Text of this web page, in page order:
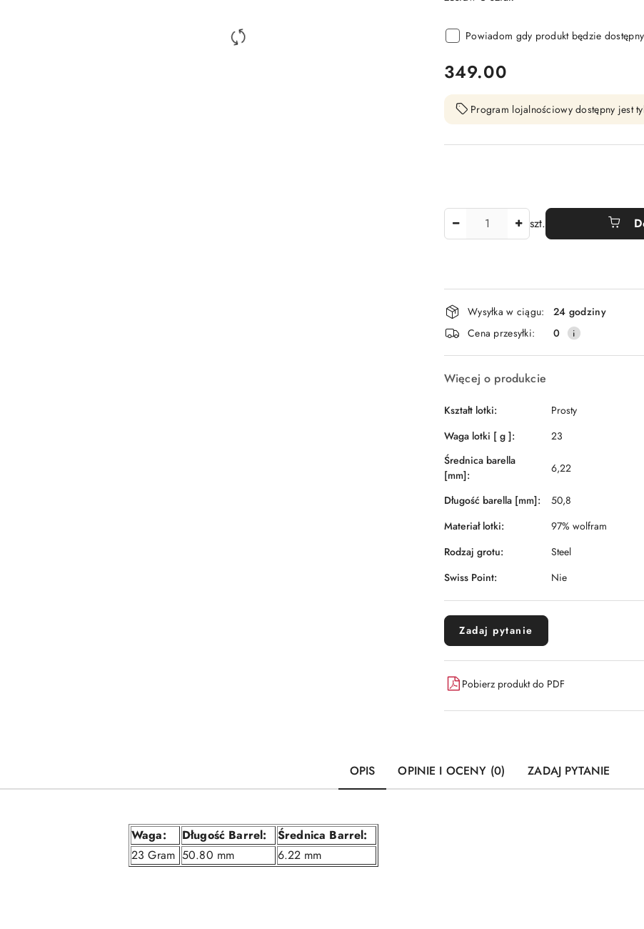
Powiadom gdy produkt będzie dostępny
cena:
349.00
Program lojalnościowy dostępny jest
szt.
Dostępność
i
dostawa
Wysyłka w ciągu:
24 godziny
Cena przesyłki:
0
Więcej o produkcie
Kształt lotki:
Prosty
Waga lotki [ g ]:
23
Średnica barella
[mm]:
6,22
Długość barella [mm]:
50,8
Materiał lotki:
97% wolfram
Rodzaj grotu:
Steel
Swiss Point:
Nie
Zadaj pytanie
Pobierz produkt do PDF
OPIS OPINIE I OCENY (0) ZADAJ PYTANIE
Waga: Długość Barrel:
Średnica Barrel:
23 Gram 50.80 mm 6.22 mm